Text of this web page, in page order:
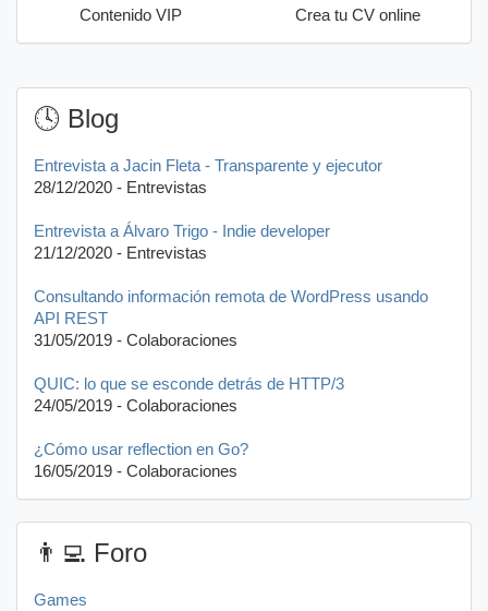
Contenido VIP Crea tu CV online
🕓 Blog
Entrevista a Jacin Fleta - Transparente y ejecutor
28/12/2020 - Entrevistas
Entrevista a Álvaro Trigo - Indie developer
21/12/2020 - Entrevistas
Consultando información remota de WordPress usando
API REST
31/05/2019 - Colaboraciones
QUIC: lo que se esconde detrás de HTTP/3
24/05/2019 - Colaboraciones
¿Cómo usar reflection en Go?
16/05/2019 - Colaboraciones
👨‍💻 Foro
Games